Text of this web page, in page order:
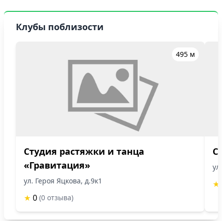
Клубы поблизости
495 м
Студия растяжки и танца
«Гравитация»
ул. Героя Яцкова, д.9к1
★ 0 (0 отзыва)
★